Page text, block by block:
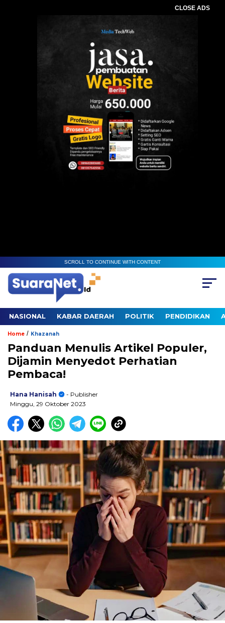
CLOSE ADS
SCROLL TO CONTINUE WITH CONTENT
NASIONAL KABAR DAERAH POLITIK PENDIDIKAN
Home / Khazanah
Panduan Menulis Artikel Populer,
Dijamin Menyedot Perhatian
Pembaca!
Hana Hanisah
- Publisher
Minggu, 29 Oktober 2023